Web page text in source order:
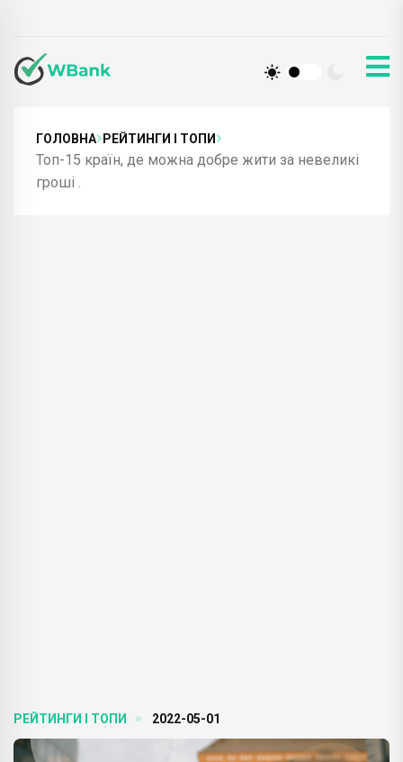
ГОЛОВНА РЕЙТИНГИ І ТОПИ
Топ-15 країн, де можна добре жити за невеликі
гроші .
РЕЙТИНГИ І ТОПИ 2022-05-01